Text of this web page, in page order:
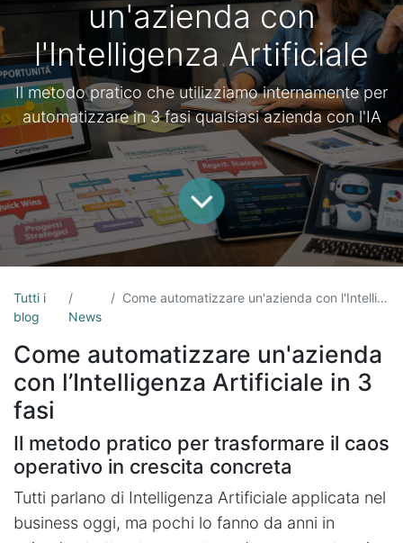
un'azienda con
l'Intelligenza Artificiale
Il metodo pratico che utilizziamo internamente per
automatizzare in 3 fasi qualsiasi azienda con l'IA
Tutti i
blog
News
Come automatizzare un'azienda con l'Intelligenza Artificiale
Come automatizzare un'azienda
con l’Intelligenza Artificiale in 3
fasi
Il metodo pratico per trasformare il caos
operativo in crescita concreta
Tutti parlano di Intelligenza Artificiale applicata nel
business oggi, ma pochi lo fanno da anni in